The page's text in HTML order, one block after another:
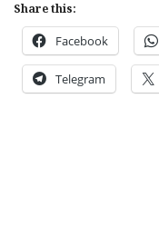
Share this:
Facebook
Telegram